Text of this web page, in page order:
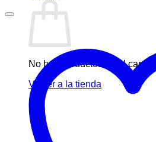
No hay productos en el carrito.
Volver a la tienda